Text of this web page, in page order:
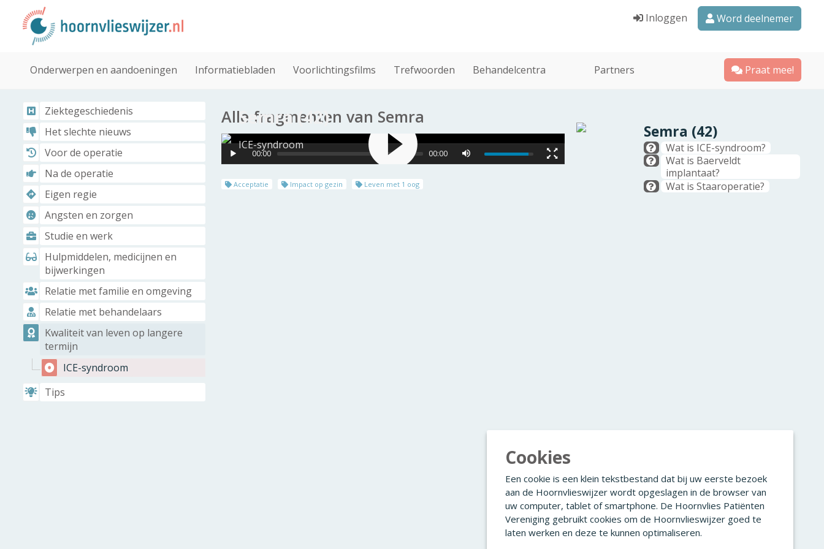
Inloggen Word deelnemer
Onderwerpen en aandoeningen Informatiebladen Voorlichtingsfilms Trefwoorden Behandelcentra Partners Praat mee!
Ziektegeschiedenis
Het slechte nieuws
Voor de operatie
Na de operatie
Eigen regie
Angsten en zorgen
Studie en werk
Hulpmiddelen, medicijnen en
bijwerkingen
Relatie met familie en omgeving
Relatie met behandelaars
Kwaliteit van leven op langere
termijn
ICE-syndroom
Tips
Alle fragmenten van Semra
Semra (42)
ICE-syndroom
00:00 00:00
Acceptatie Impact op gezin Leven met 1 oog
Semra (42)
Wat is ICE-syndroom?
Wat is Baerveldt
implantaat?
Wat is Staaroperatie?
Cookies
Een cookie is een klein tekstbestand dat bij uw eerste bezoek
aan de Hoornvlieswijzer wordt opgeslagen in de browser van
uw computer, tablet of smartphone. De Hoornvlies Patiënten
Vereniging gebruikt cookies om de Hoornvlieswijzer goed te
laten werken en deze te kunnen optimaliseren.